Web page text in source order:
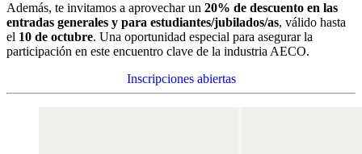
Además, te invitamos a aprovechar un 20% de descuento en las
entradas generales y para estudiantes/jubilados/as, válido hasta
el 10 de octubre. Una oportunidad especial para asegurar la
participación en este encuentro clave de la industria AECO.
Inscripciones abiertas